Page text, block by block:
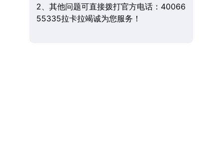
2、其他问题可直接拨打官方电话：40066
55335拉卡拉竭诚为您服务！